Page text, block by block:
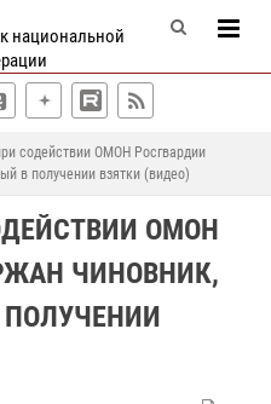
национальной
содействии ОМОН Росгвардии
в получении взятки (видео)
ОМОН
ЧИНОВНИК,